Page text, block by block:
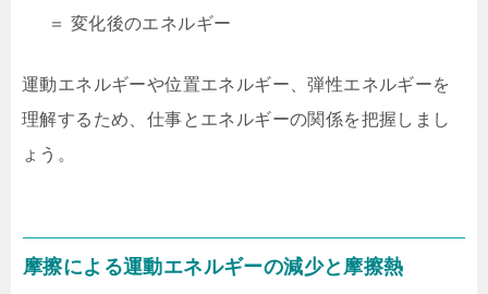
＝ 変化後のエネルギー
運動エネルギーや位置エネルギー、弾性エネルギーを
理解するため、仕事とエネルギーの関係を把握しまし
ょう。
摩擦による運動エネルギーの減少と摩擦熱